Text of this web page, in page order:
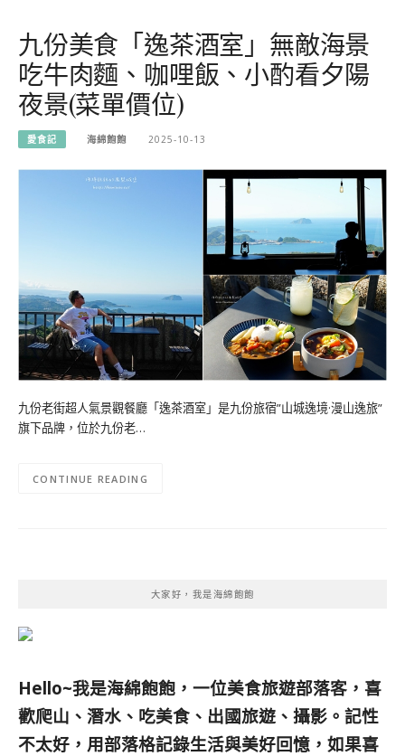
九份美食「逸茶酒室」無敵海景
吃牛肉麵、咖哩飯、小酌看夕陽
夜景(菜單價位)
愛食記 海綿飽飽 2025-10-13
九份老街超人氣景觀餐廳「逸茶酒室」是九份旅宿”山城逸境·漫山逸旅”
旗下品牌，位於九份老…
CONTINUE READING
大家好，我是海綿飽飽
Hello~我是海綿飽飽，一位美食旅遊部落客， 喜
歡爬山、潛水、吃美食、出國旅遊、攝影。 記性
不太好，用部落格記錄生活與美好回憶， 如果喜